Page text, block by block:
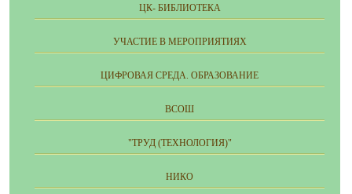
ЦК- БИБЛИОТЕКА
УЧАСТИЕ В МЕРОПРИЯТИЯХ
ЦИФРОВАЯ СРЕДА. ОБРАЗОВАНИЕ
ВСОШ
"ТРУД (ТЕХНОЛОГИЯ)"
НИКО